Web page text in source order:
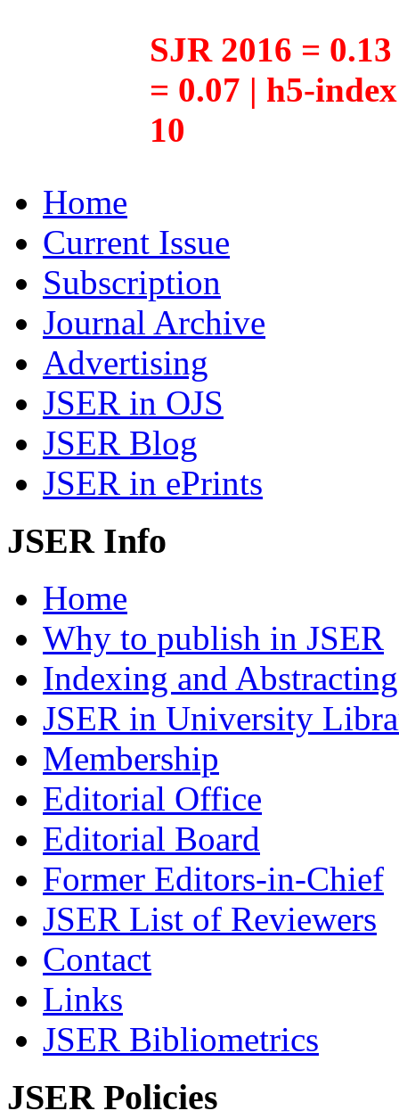
SJR 2016 =
= 0.07 | h5-
10
Home
Current Issue
Subscription
Journal Archive
Advertising
JSER in OJS
JSER Blog
JSER in ePrints
JSER Info
Home
Why to publish in JSER
Indexing and Abstracting
JSER in University
Membership
Editorial Office
Editorial Board
Former Editors-in-Chief
JSER List of Reviewers
Contact
Links
JSER Bibliometrics
JSER Policies